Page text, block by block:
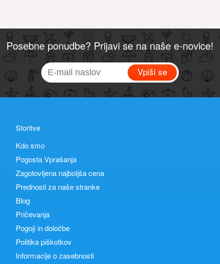
Posebne ponudbe? Prijavi se na naše e-novice!
Vpiši se
Storitve
Kdo smo
Pogosta Vprašanja
Zagotovljena najboljša cena
Prednosti za naše stranke
Blog
Pričevanja
Pogoji in določbe
Politika piškotkov
Informacije o zasebnosti